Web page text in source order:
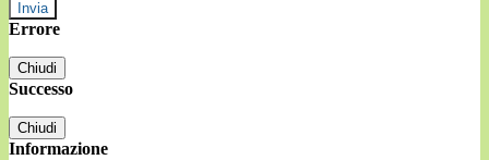
Errore
Chiudi
Successo
Chiudi
Informazione